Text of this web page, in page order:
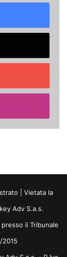
| Vietata la
Adv S.a.s.
il Tribunale
2015